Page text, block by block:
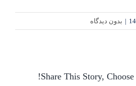
| بدون ديدگاه
Share This Story,